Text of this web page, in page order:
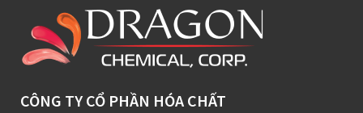
CÔNG TY CỔ PHẦN HÓA CHẤT